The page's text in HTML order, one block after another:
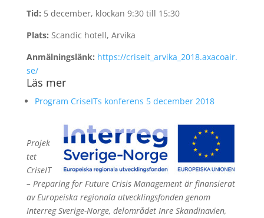
Tid: 5 december, klockan 9:30 till 15:30
Plats: Scandic hotell, Arvika
Anmälningslänk: https://criseit_arvika_2018.axacoair.
se/
Läs mer
Program CriseITs konferens 5 december 2018
Projek
tet
CriseIT
– Preparing for Future Crisis Management är finansierat
av Europeiska regionala utvecklingsfonden genom
Interreg Sverige-Norge, delområdet Inre Skandinavien,